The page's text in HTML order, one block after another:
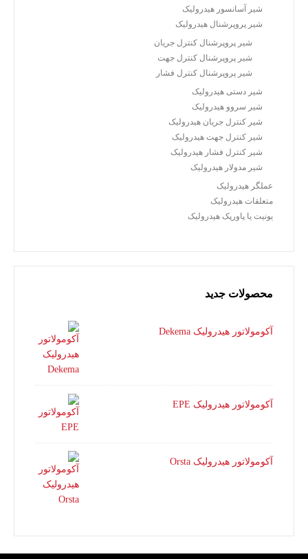
شیر آسانسور هیدرولیک
شیر پروپرشنال هیدرولیک
شیر پروپرشنال کنترل جریان
شیر پروپرشنال کنترل جهت
شیر پروپرشنال کنترل فشار
شیر دستی هیدرولیک
شیر سروو هیدرولیک
شیر کنترل جریان هیدرولیک
شیر کنترل جهت هیدرولیک
شیر کنترل فشار هیدرولیک
شیر مدولار هیدرولیک
عملگر هیدرولیک
متعلقات هیدرولیک
یونیت یا پاورپک هیدرولیک
محصولات جدید
آکومولاتور هیدرولیک Dekema
آکومولاتور هیدرولیک EPE
آکومولاتور هیدرولیک Orsta